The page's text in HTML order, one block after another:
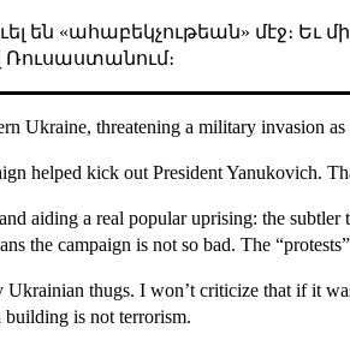
են «ահաբեկչութեան» մէջ։ Եւ
Ռուսաստանում։
Ukraine, threatening a military invasion
helped kick out President Yanukovich.
aiding a real popular uprising: the
the campaign is not so bad. The
thugs. I won’t criticize that if it
building is not terrorism.